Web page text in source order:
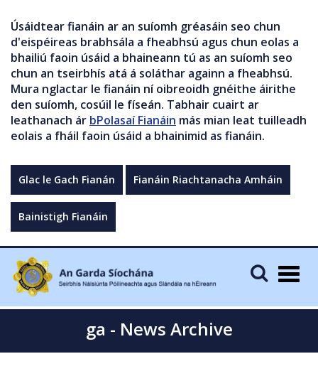
Úsáidtear fianáin ar an suíomh gréasáin seo chun
d'eispéireas brabhsála a fheabhsú agus chun eolas a
bhailiú faoin úsáid a bhaineann tú as an suíomh seo
chun an tseirbhís atá á soláthar againn a fheabhsú.
Mura nglactar le fianáin ní oibreoidh gnéithe áirithe
den suíomh, cosúil le físeán. Tabhair cuairt ar
leathanach ár bPolasaí Fianáin más mian leat tuilleadh
eolais a fháil faoin úsáid a bhainimid as fianáin.
Glac le Gach Fianán Fianáin Riachtanacha Amháin
Bainistigh Fianáin
ga - News Archive